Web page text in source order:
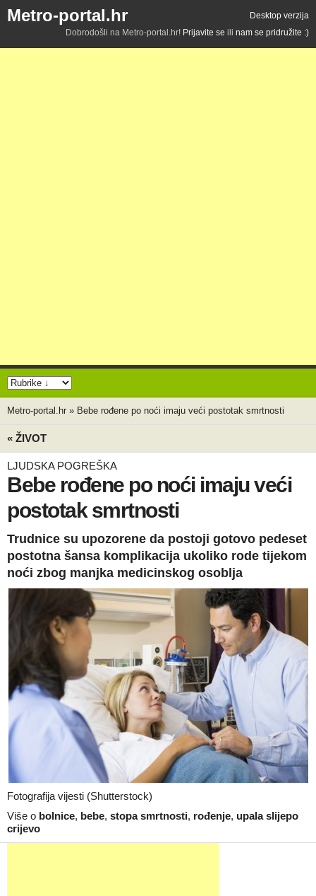
Metro-portal.hr
Desktop verzija
Dobrodošli na Metro-portal.hr! Prijavite se ili nam se pridružite :)
Metro-portal.hr » Bebe rođene po noći imaju veći postotak smrtnosti
« ŽIVOT
LJUDSKA POGREŠKA
Bebe rođene po noći imaju veći
postotak smrtnosti
Trudnice su upozorene da postoji gotovo pedeset
postotna šansa komplikacija ukoliko rode tijekom
noći zbog manjka medicinskog osoblja
Fotografija vijesti (Shutterstock)
Više o bolnice, bebe, stopa smrtnosti, rođenje, upala slijepo
crijevo